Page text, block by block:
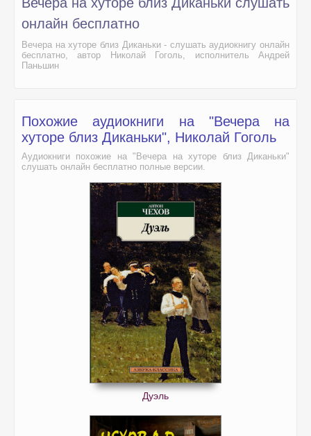
онлайн бесплатно
Вечера на хуторе близ Диканьки - слушать аудиокнигу онлайн
бесплатно, автор Николай Гоголь, исполнитель Андрей
Паньшин
Похожие аудиокниги на "Вечера на
хуторе близ Диканьки", Николай Гоголь
Аудиокниги похожие на "Вечера на хуторе близ Диканьки"
слушать онлайн бесплатно полные версии.
Дуэль